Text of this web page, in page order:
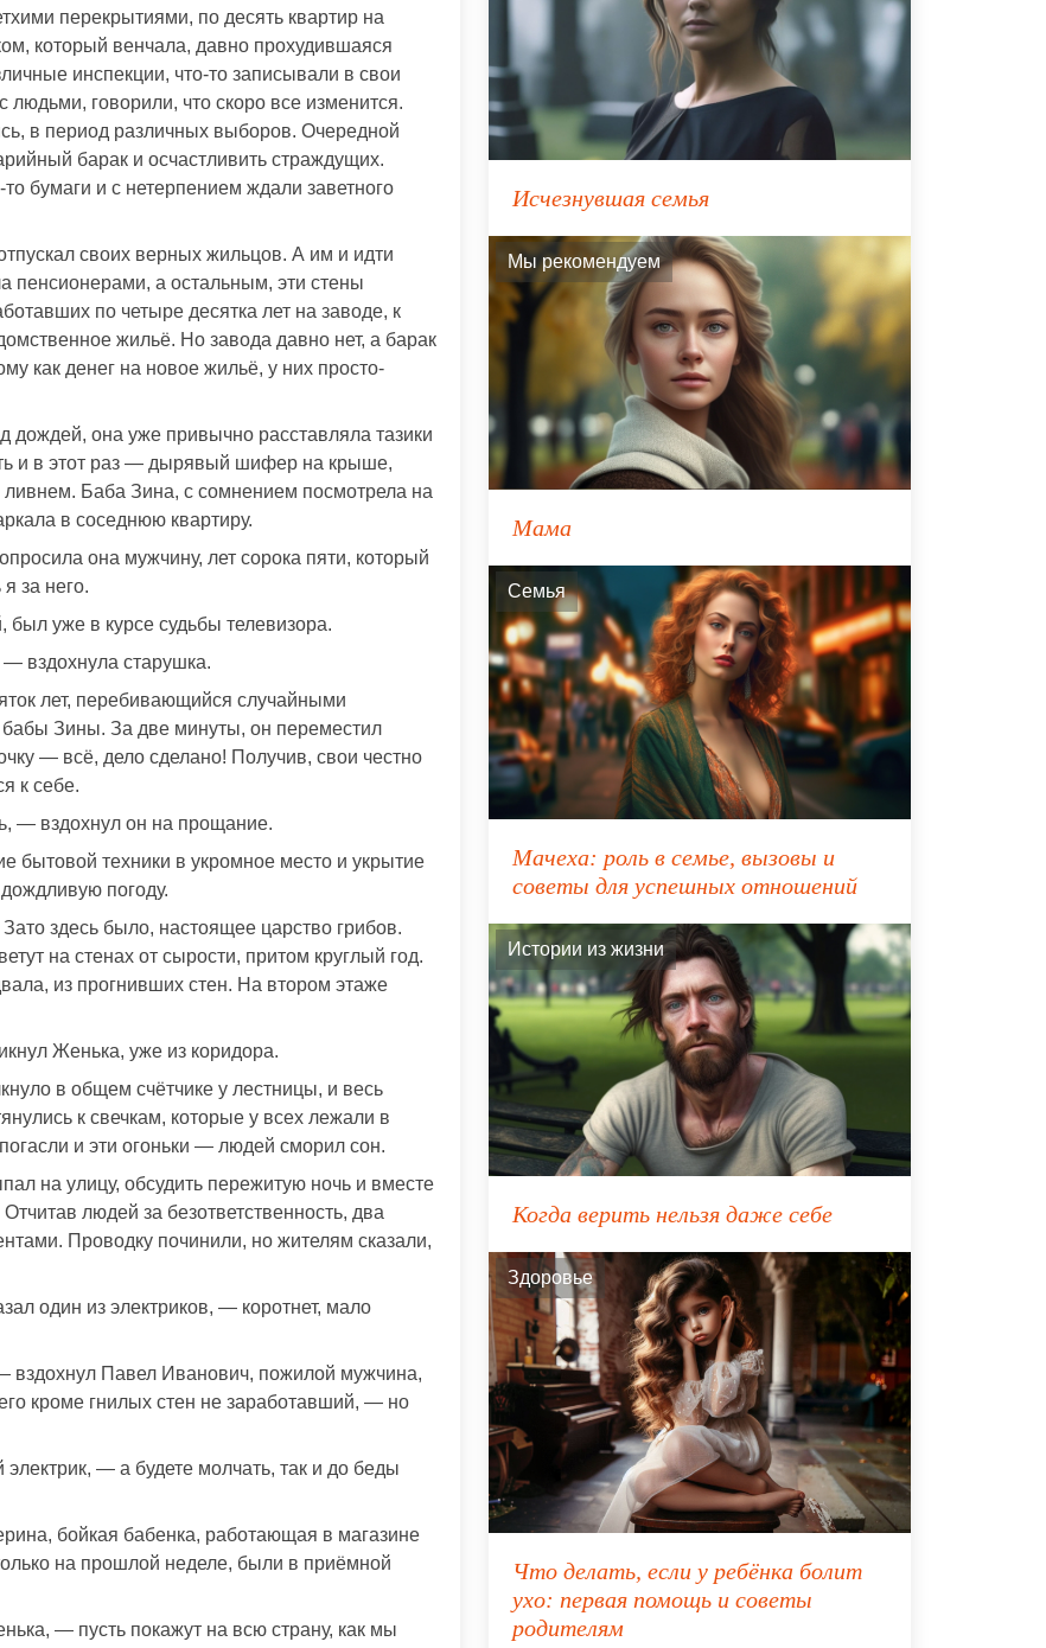
перекрытиями, по десять квартир на
который венчала, давно прохудившаяся
инспекции, что-то записывали в свои
говорили, что скоро все изменится.
в период различных выборов. Очередной
барак и осчастливить страждущих.
бумаги и с нетерпением ждали заветного
своих верных жильцов. А им и идти
пенсионерами, а остальным, эти стены
по четыре десятка лет на заводе, к
жильё. Но завода давно нет, а барак
как денег на новое жильё, у них просто-
она уже привычно расставляла тазики
и в этот раз — дырявый шифер на крыше,
Баба Зина, с сомнением посмотрела на
в соседнюю квартиру.
она мужчину, лет сорока пяти, который
за него.
уже в курсе судьбы телевизора.
вздохнула старушка.
лет, перебивающийся случайными
бабы Зины. За две минуты, он переместил
— всё, дело сделано! Получив, свои честно
к себе.
— вздохнул он на прощание.
бытовой техники в укромное место и укрытие
погоду.
здесь было, настоящее царство грибов.
на стенах от сырости, притом круглый год.
из прогнивших стен. На втором этаже
Женька, уже из коридора.
в общем счётчике у лестницы, и весь
к свечкам, которые у всех лежали в
и эти огоньки — людей сморил сон.
на улицу, обсудить пережитую ночь и вместе
людей за безответственность, два
Проводку починили, но жителям сказали,
один из электриков, — коротнет, мало
Павел Иванович, пожилой мужчина,
кроме гнилых стен не заработавший, — но
— а будете молчать, так и до беды
бойкая бабенка, работающая в магазине
на прошлой неделе, были в приёмной
— пусть покажут на всю страну, как мы
Исчезнувшая семья
Мы рекомендуем
Мама
Семья
Мачеха: роль в семье, вызовы и
советы для успешных отношений
Истории из жизни
Когда верить нельзя даже себе
Здоровье
Что делать, если у ребёнка болит
ухо: первая помощь и советы
родителям